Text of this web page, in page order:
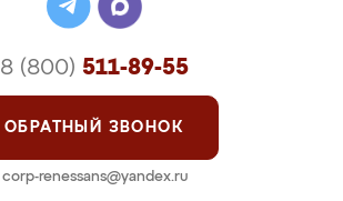
8 (800) 511-89-55
ОБРАТНЫЙ ЗВОНОК
corp-renessans@yandex.ru